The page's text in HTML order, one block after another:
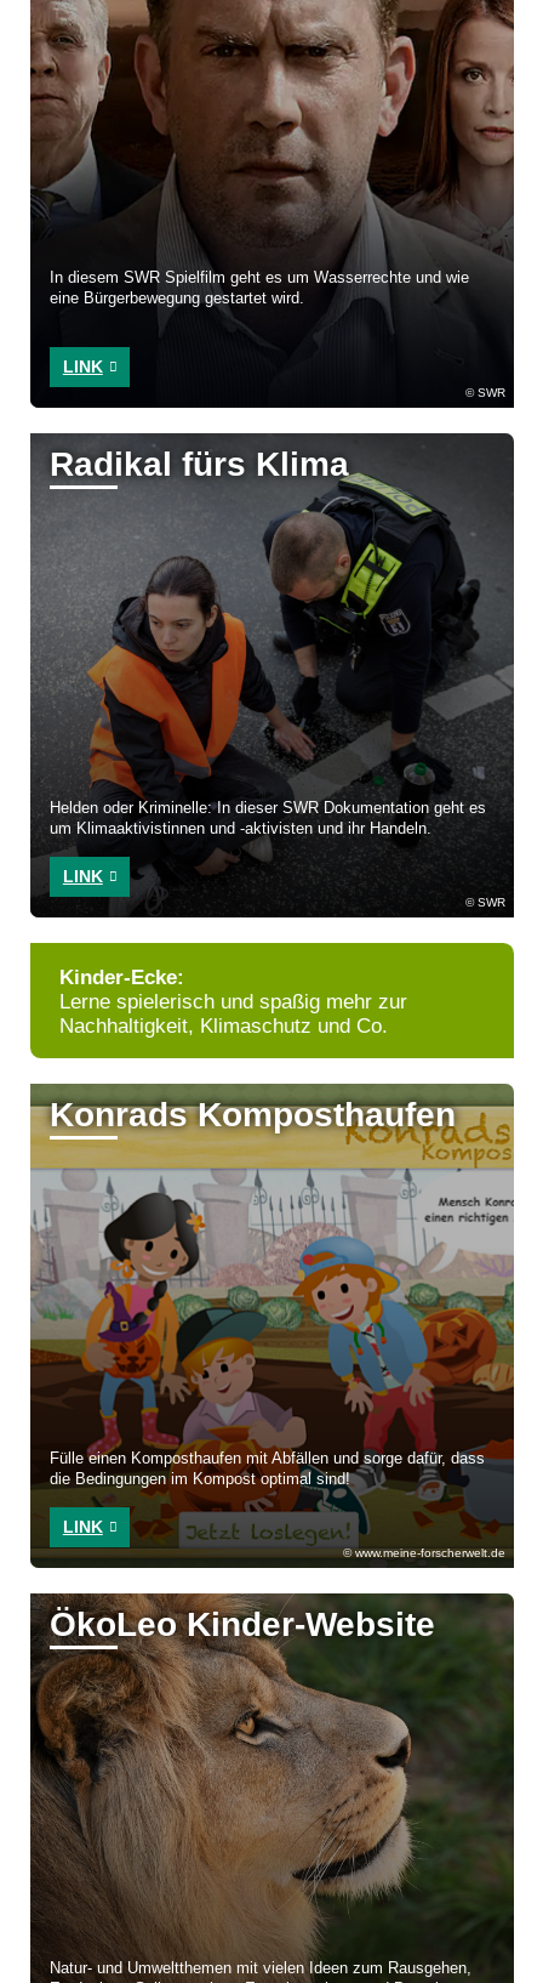
SWR
In diesem SWR Spielfilm geht es um Wasserrechte und wie
eine Bürgerbewegung gestartet wird.
LINK
SWR
Radikal fürs Klima
Helden oder Kriminelle: In dieser SWR Dokumentation geht es
um Klimaaktivistinnen und -aktivisten und ihr Handeln.
LINK
Kinder-Ecke:
Lerne spielerisch und spaßig mehr zur
Nachhaltigkeit, Klimaschutz und Co.
www.meine-forscherwelt.de
Konrads Komposthaufen
Fülle einen Komposthaufen mit Abfällen und sorge dafür, dass
die Bedingungen im Kompost optimal sind!
LINK
ÖkoLeo Kinder-Website
Natur- und Umweltthemen mit vielen Ideen zum Rausgehen,